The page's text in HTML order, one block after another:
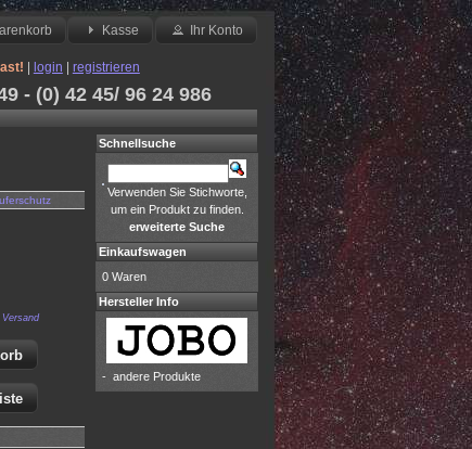
Kasse Ihr Konto
login registrieren
- (0) 42 45/ 96 24 986
Versand
Schnellsuche
Verwenden Sie Stichworte,
um ein Produkt zu finden.
erweiterte Suche
Einkaufswagen
0 Waren
Hersteller Info
- andere Produkte